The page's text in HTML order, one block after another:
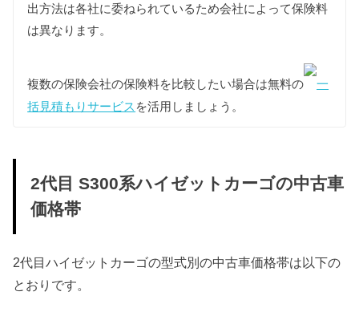
型式
S321V
4,000円
6,000円
重量税
軽自動車の重量税は車両重量の大小にかかわらず同
また環境負荷の関係で新車登録後13年以上が経過し
た2代目ハイゼットカーゴの重量税は約25%増額され
ますが、維持費は標準税額をもとに算出していま
出方法は各社に委ねられているため会社によって保険料
は異なります。
複数の保険会社の保険料を比較したい場合は無料の
一
括見積もりサービス を活用しましょう。
2代目 S300系ハイゼットカーゴの中古車
価格帯
2代目ハイゼットカーゴの型式別の中古車価格帯は以下の
とおりです。